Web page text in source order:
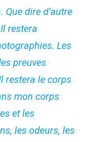
dire d’autre
restera
Les
preuves
restera le corps
mon corps
et les
les odeurs, les